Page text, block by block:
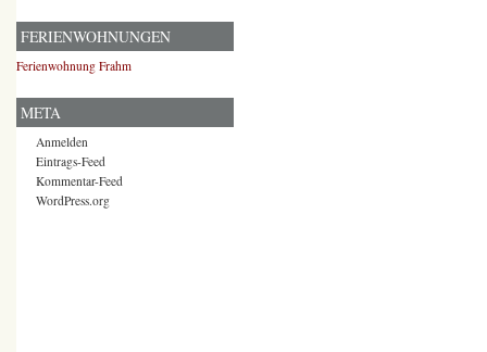
FERIENWOHNUNGEN
Ferienwohnung Frahm
META
Anmelden
Eintrags-Feed
Kommentar-Feed
WordPress.org